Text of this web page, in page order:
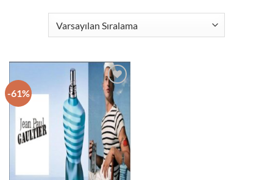
-61%
İstek
Listeme
Ekle